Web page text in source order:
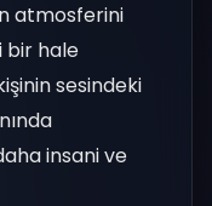
atmosferini
bir hale
sesindeki
insani ve